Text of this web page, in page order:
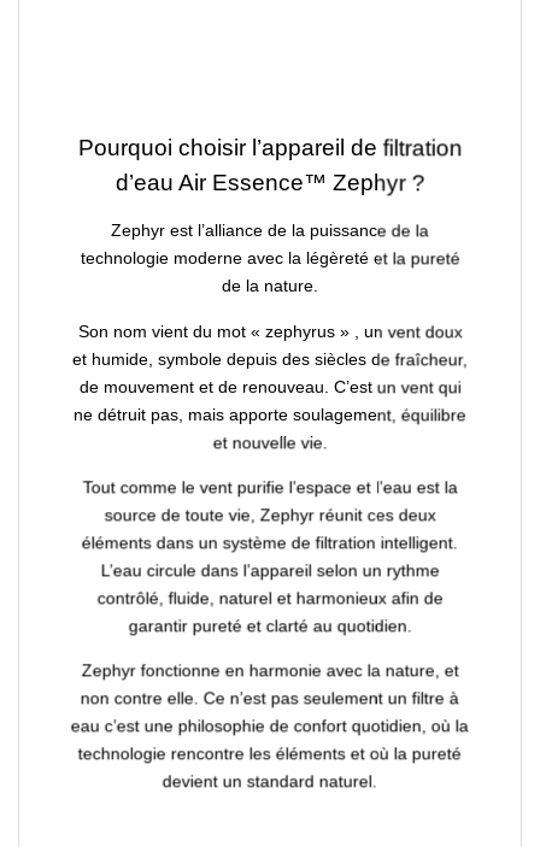
Pourquoi choisir l’appareil de filtration
d’eau Air Essence™ Zephyr ?
Zephyr est l’alliance de la puissance de la
technologie moderne avec la légèreté et la pureté
de la nature.
Son nom vient du mot « zephyrus », un vent doux
et humide, symbole depuis des siècles de fraîcheur,
de mouvement et de renouveau. C’est un vent qui
ne détruit pas, mais apporte soulagement, équilibre
et nouvelle vie.
Tout comme le vent purifie l’espace et l’eau est la
source de toute vie, Zephyr réunit ces deux
éléments dans un système de filtration intelligent.
L’eau circule dans l’appareil selon un rythme
contrôlé, fluide, naturel et harmonieux afin de
garantir pureté et clarté au quotidien.
Zephyr fonctionne en harmonie avec la nature, et
non contre elle. Ce n’est pas seulement un filtre à
eau c’est une philosophie de confort quotidien, où la
technologie rencontre les éléments et où la pureté
devient un standard naturel.